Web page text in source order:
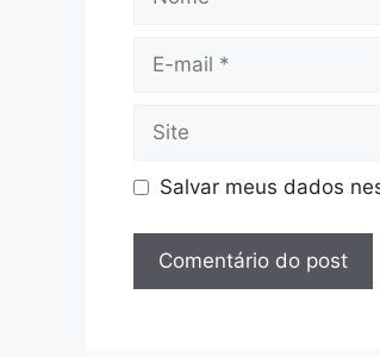
Salvar meus dados